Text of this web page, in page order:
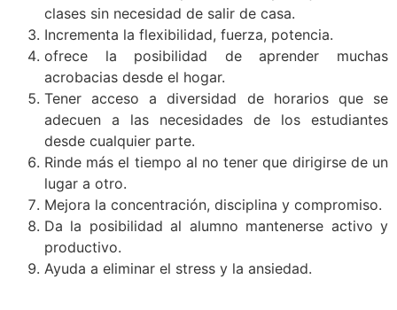
clases sin necesidad de salir de casa.
Incrementa la flexibilidad, fuerza, potencia.
ofrece la posibilidad de aprender muchas
acrobacias desde el hogar.
Tener acceso a diversidad de horarios que se
adecuen a las necesidades de los estudiantes
desde cualquier parte.
Rinde más el tiempo al no tener que dirigirse de un
lugar a otro.
Mejora la concentración, disciplina y compromiso.
Da la posibilidad al alumno mantenerse activo y
productivo.
Ayuda a eliminar el stress y la ansiedad.